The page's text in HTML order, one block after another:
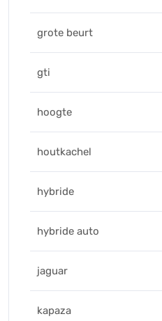
grote beurt
gti
hoogte
houtkachel
hybride
hybride auto
jaguar
kapaza